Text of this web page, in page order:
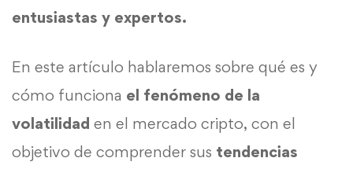
entusiastas y expertos.
En este artículo hablaremos sobre qué es y
cómo funciona el fenómeno de la
volatilidad en el mercado cripto, con el
objetivo de comprender sus tendencias